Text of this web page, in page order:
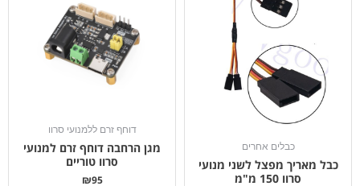
כבלים אחרים
כבל מאריך מפצל לשני מנועי
סרוו 150 מ"מ
דוחף זרם ללמנועי סרוו
מגן הרחבה דוחף זרם למנועי
סרוו טוריים
₪95